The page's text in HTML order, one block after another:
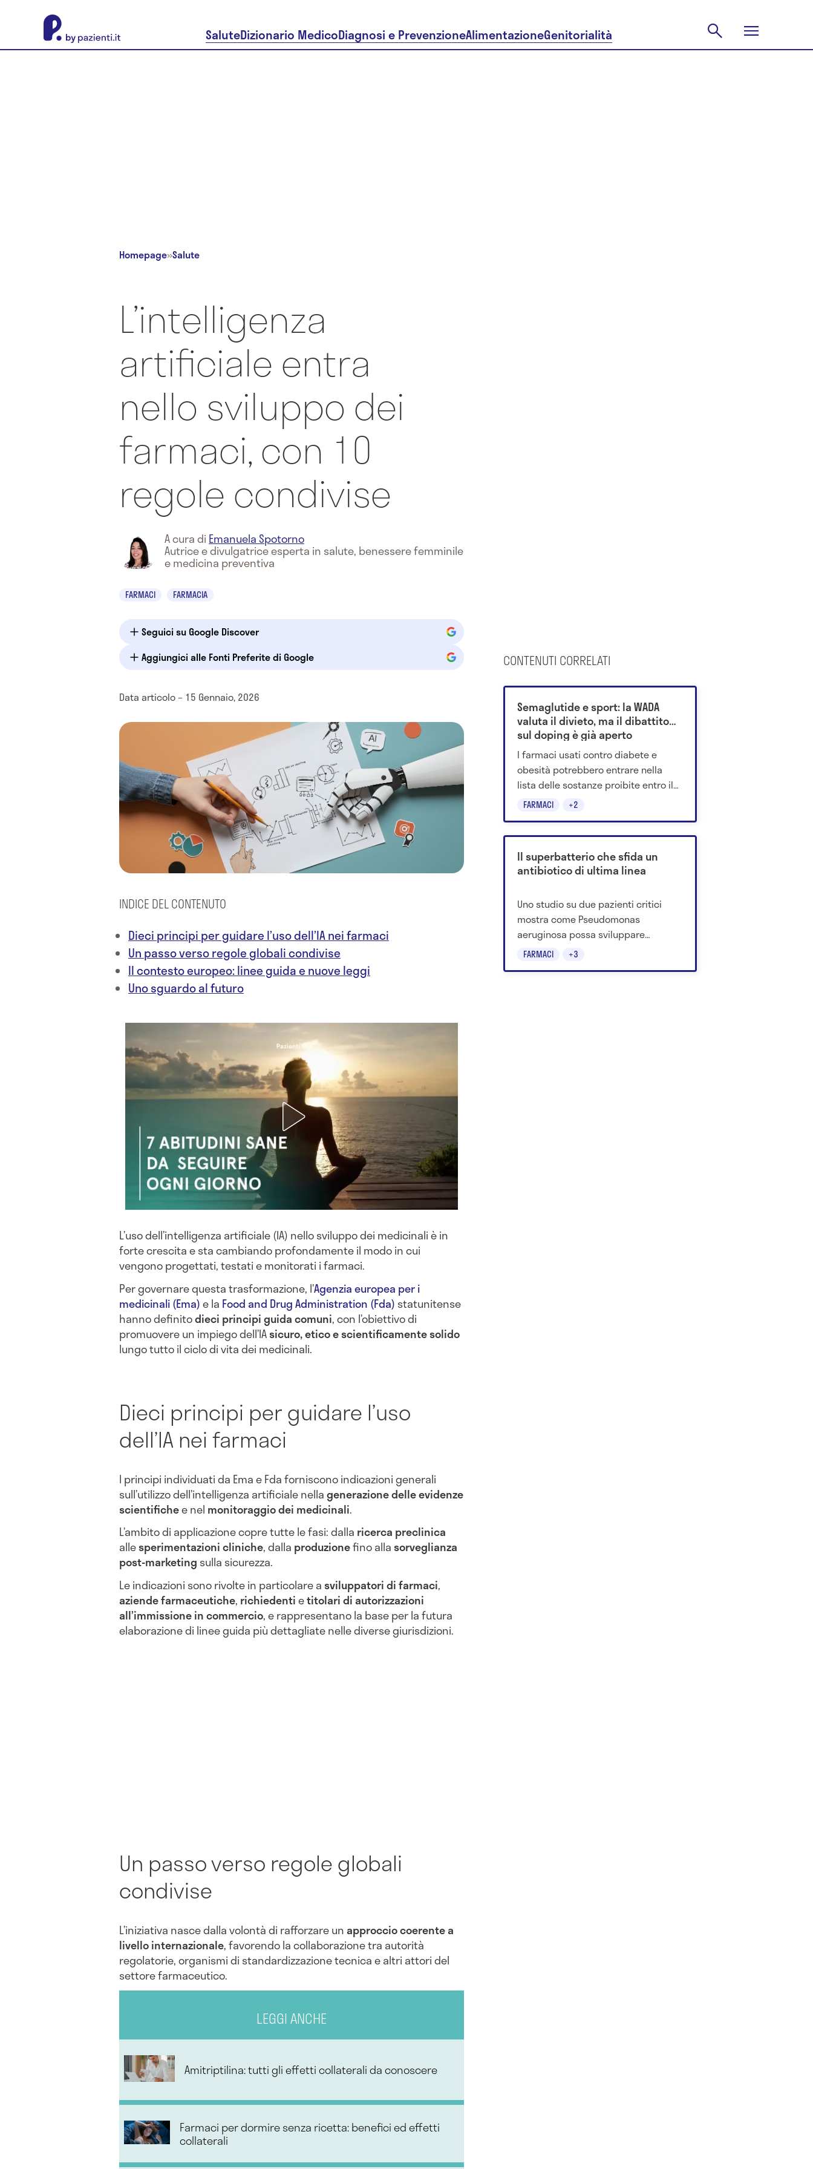
SaluteDizionario MedicoDiagnosi e PrevenzioneAlimentazioneGenitorialità
Homepage»Salute
L’intelligenza
artificiale entra
nello sviluppo dei
farmaci, con 10
regole condivise
A cura di Emanuela Spotorno
Autrice e divulgatrice esperta in salute, benessere femminile
e medicina preventiva
FARMACI FARMACIA
Seguici su Google Discover
Aggiungici alle Fonti Preferite di Google
Data articolo – 15 Gennaio, 2026
INDICE DEL CONTENUTO
Dieci principi per guidare l’uso dell’IA nei farmaci
Un passo verso regole globali condivise
Il contesto europeo: linee guida e nuove leggi
Uno sguardo al futuro
L’uso dell’intelligenza artificiale (IA) nello sviluppo dei medicinali è in
forte crescita e sta cambiando profondamente il modo in cui
vengono progettati, testati e monitorati i farmaci.
Per governare questa trasformazione, l’Agenzia europea per i
medicinali (Ema)e la Food and Drug Administration (Fda) statunitense
hanno definitodieci principi guida comuni, con l’obiettivo di
promuovere un impiego dell’IAsicuro, etico e scientificamente solido
lungo tutto il ciclo di vita dei medicinali.
Dieci principi per guidare l’uso
dell’IA nei farmaci
I principi individuati da Ema e Fda forniscono indicazioni generali
sull’utilizzo dell’intelligenza artificiale nellagenerazione delle evidenze
scientifichee nel monitoraggio dei medicinali.
L’ambito di applicazione copre tutte le fasi: dalla ricerca preclinica
allesperimentazioni cliniche, dalla produzionefino allasorveglianza
post-marketing sulla sicurezza.
Le indicazioni sono rivolte in particolare asviluppatori di farmaci,
aziende farmaceutiche, richiedentietitolari di autorizzazioni
all’immissione in commercio, e rappresentano la base per la futura
elaborazione di linee guida più dettagliate nelle diverse giurisdizioni.
Un passo verso regole globali
condivise
L’iniziativa nasce dalla volontà di rafforzare unapproccio coerente a
livello internazionale, favorendo la collaborazione tra autorità
regolatorie, organismi di standardizzazione tecnica e altri attori del
settore farmaceutico.
LEGGI ANCHE
Amitriptilina: tutti gli effetti collaterali da conoscere
Farmaci per dormire senza ricetta: benefici ed effetti
collaterali
CONTENUTI CORRELATI
FARMACI +2
Semaglutide e sport: la WADA
valuta il divieto, ma il dibattito
sul doping è già aperto
I farmaci usati contro diabete e
obesità potrebbero entrare nella
lista delle sostanze proibite entro il
2028. Gli esperti però ritengono che il
FARMACI +3
Il superbatterio che sfida un
antibiotico di ultima linea
Uno studio su due pazienti critici
mostra come Pseudomonas
aeruginosa possa sviluppare
mutazioni capaci di ridurre l’efficacia